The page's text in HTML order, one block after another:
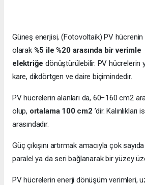
Güneş enerjisi, (Fotovoltaik) PV hücrenin
olarak %5 ile %20 arasında bir verimle
elektriğedönüştürülebilir. PV hücrelerin
kare, dikdörtgen ve daire biçimindedir.
PV hücrelerin alanları da, 60−160 cm2
olup, ortalama 100 cm2 ’dir.
arasındadır.
Güç çıkışını artırmak amacıyla çok
paralel ya da seri bağlanarak bir yüzey
PV hücrelerin enerji dönüşüm verimleri,